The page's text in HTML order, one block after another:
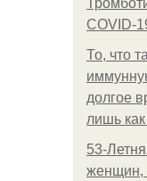
COVID-
То, что
долгое
лишь как
53-
женщин,